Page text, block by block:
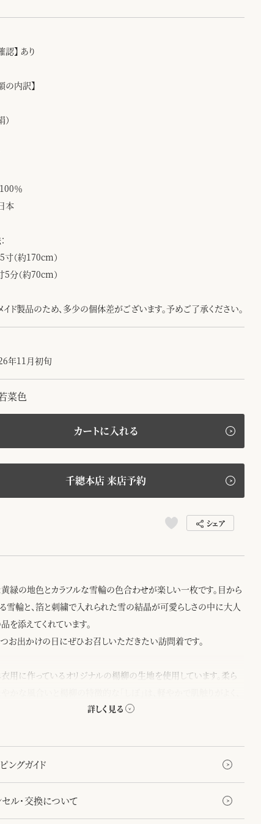
認】 あり
の内訳】
％
本
（約170cm）
分（約70cm）
イド製品のため、多少の個体差がございます。予めご了承ください。
年11月初旬
菜色
カートに入れる
千總本店 来店予約
シェア
緑の地色とカラフルな雪輪の色合わせが楽しい一枚です。目から
雪輪と、箔と刺繍で入れられた雪の結晶が可愛らしさの中に大人
を添えてくれています。
お出かけの日にぜひお召しいただきたい訪問着です。
用に作っているオリジナルの楊柳の生地を使用しています。柔ら
ングガイド
セル・交換について